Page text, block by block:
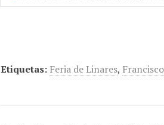
Etiquetas: Feria de Linares,